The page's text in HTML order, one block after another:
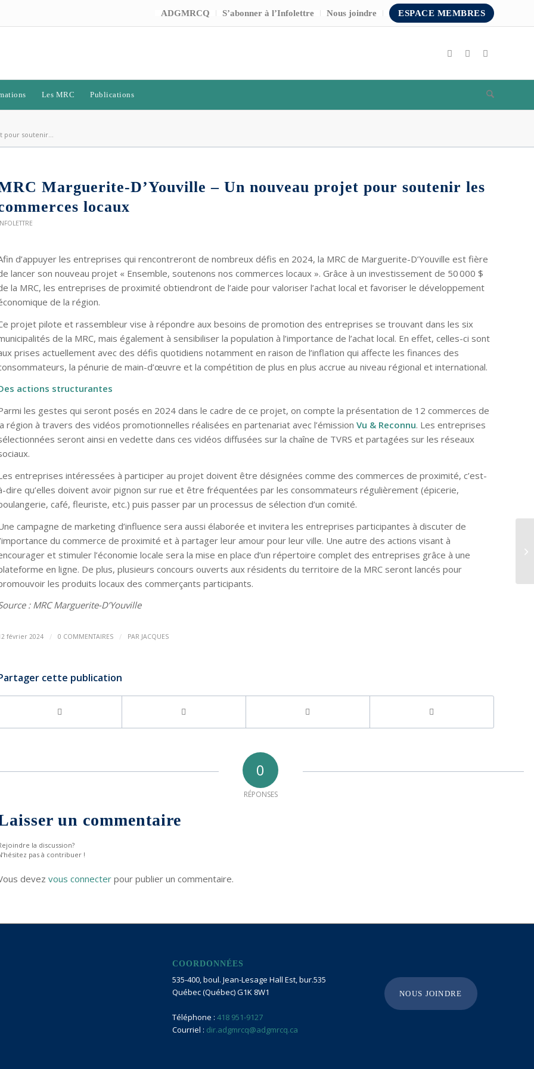
ADGMRCQ S’abonner à l’Infolettre Nous joindre ESPACE MEMBRES
Les MRC Publications
pour soutenir...
Marguerite-D’Youville – Un nouveau projet pour soutenir les
locaux
d’appuyer les entreprises qui rencontreront de nombreux défis en 2024, la MRC de Marguerite-D’Youville est fière
lancer son nouveau projet « Ensemble, soutenons nos commerces locaux ». Grâce à un investissement de 50 000 $
la MRC, les entreprises de proximité obtiendront de l’aide pour valoriser l’achat local et favoriser le développement
de la région.
projet pilote et rassembleur vise à répondre aux besoins de promotion des entreprises se trouvant dans les six
de la MRC, mais également à sensibiliser la population à l’importance de l’achat local. En effet, celles-ci sont
prises actuellement avec des défis quotidiens notamment en raison de l’inflation qui affecte les finances des
la pénurie de main-d’œuvre et la compétition de plus en plus accrue au niveau régional et international.
actions structurantes
les gestes qui seront posés en 2024 dans le cadre de ce projet, on compte la présentation de 12 commerces de
région à travers des vidéos promotionnelles réalisées en partenariat avec l’émission Vu & Reconnu. Les entreprises
seront ainsi en vedette dans ces vidéos diffusées sur la chaîne de TVRS et partagées sur les réseaux
entreprises intéressées à participer au projet doivent être désignées comme des commerces de proximité, c’est-
dire qu’elles doivent avoir pignon sur rue et être fréquentées par les consommateurs régulièrement (épicerie,
café, fleuriste, etc.) puis passer par un processus de sélection d’un comité.
campagne de marketing d’influence sera aussi élaborée et invitera les entreprises participantes à discuter de
du commerce de proximité et à partager leur amour pour leur ville. Une autre des actions visant à
et stimuler l’économie locale sera la mise en place d’un répertoire complet des entreprises grâce à une
en ligne. De plus, plusieurs concours ouverts aux résidents du territoire de la MRC seront lancés pour
les produits locaux des commerçants participants.
: MRC Marguerite-D’Youville
février 2024 / 0 COMMENTAIRES / PAR JACQUES
cette publication
0
RÉPONSES
un commentaire
la discussion?
pas à contribuer !
devez vous connecterpour publier un commentaire.
COORDONNÉES
535-400, boul. Jean-Lesage Hall Est, bur.535
Québec (Québec) G1K 8W1
Téléphone : 418 951-9127
Courriel : dir.adgmrcq@adgmrcq.ca
NOUS JOINDRE